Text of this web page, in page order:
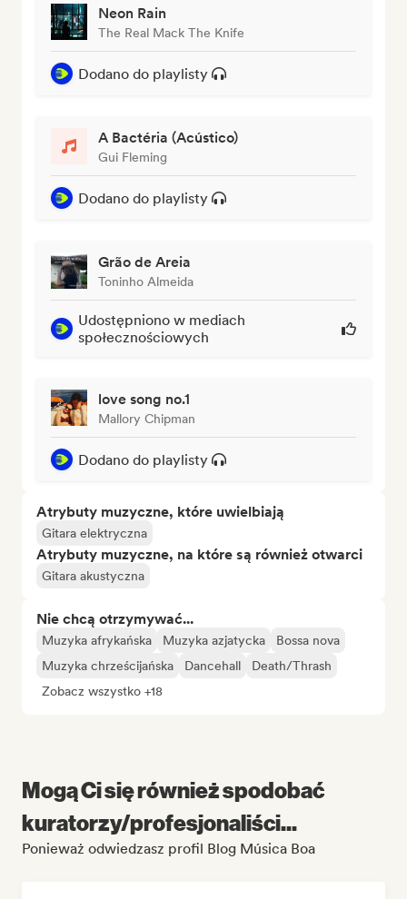
Neon Rain
The Real Mack The Knife
Dodano do playlisty
A Bactéria (Acústico)
Gui Fleming
Dodano do playlisty
Grão de Areia
Toninho Almeida
Udostępniono w mediach
społecznościowych
love song no.1
Mallory Chipman
Dodano do playlisty
Atrybuty muzyczne, które uwielbiają
Gitara elektryczna
Atrybuty muzyczne, na które są również otwarci
Gitara akustyczna
Nie chcą otrzymywać...
Muzyka afrykańska Muzyka azjatycka
Bossa nova
Muzyka chrześcijańska
Dancehall
Death/Thrash
Zobacz wszystko +18
Mogą Ci się również spodobać
kuratorzy/profesjonaliści...
Ponieważ odwiedzasz profil Blog Música Boa